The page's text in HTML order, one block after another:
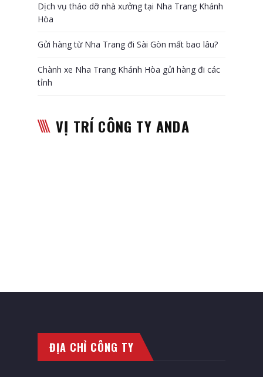
Dịch vụ tháo dỡ nhà xưởng tại Nha Trang Khánh
Hòa
Gửi hàng từ Nha Trang đi Sài Gòn mất bao lâu?
Chành xe Nha Trang Khánh Hòa gửi hàng đi các
tỉnh
VỊ TRÍ CÔNG TY ANDA
ĐỊA CHỈ CÔNG TY